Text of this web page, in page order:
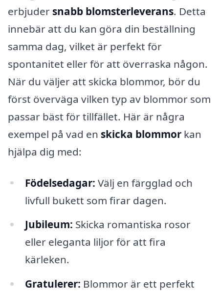
erbjuder snabb blomsterleverans. Detta
innebär att du kan göra din beställning
samma dag, vilket är perfekt för
spontanitet eller för att överraska någon.
När du väljer att skicka blommor, bör du
först överväga vilken typ av blommor som
passar bäst för tillfället. Här är några
exempel på vad en skicka blommor kan
hjälpa dig med:
Födelsedagar: Välj en färgglad och
livfull bukett som firar dagen.
Jubileum: Skicka romantiska rosor
eller eleganta liljor för att fira
kärleken.
Gratulerer: Blommor är ett perfekt